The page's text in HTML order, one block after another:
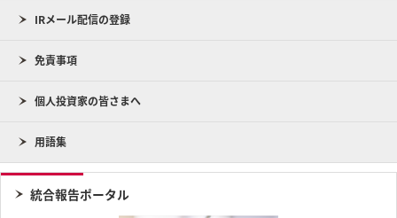
IRメール配信の登録
免責事項
個人投資家の皆さまへ
用語集
統合報告ポータル